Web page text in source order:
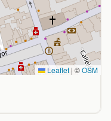
Leaflet | ©OSM
Ciudad Real.